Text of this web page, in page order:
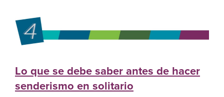
Lo que se debe saber antes de hacer
senderismo en solitario